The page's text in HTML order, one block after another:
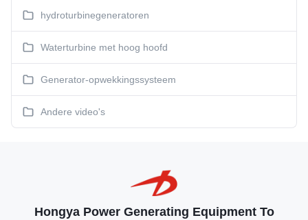
hydroturbinegeneratoren
Waterturbine met hoog hoofd
Generator-opwekkingssysteem
Andere video's
Hongya Power Generating Equipment To